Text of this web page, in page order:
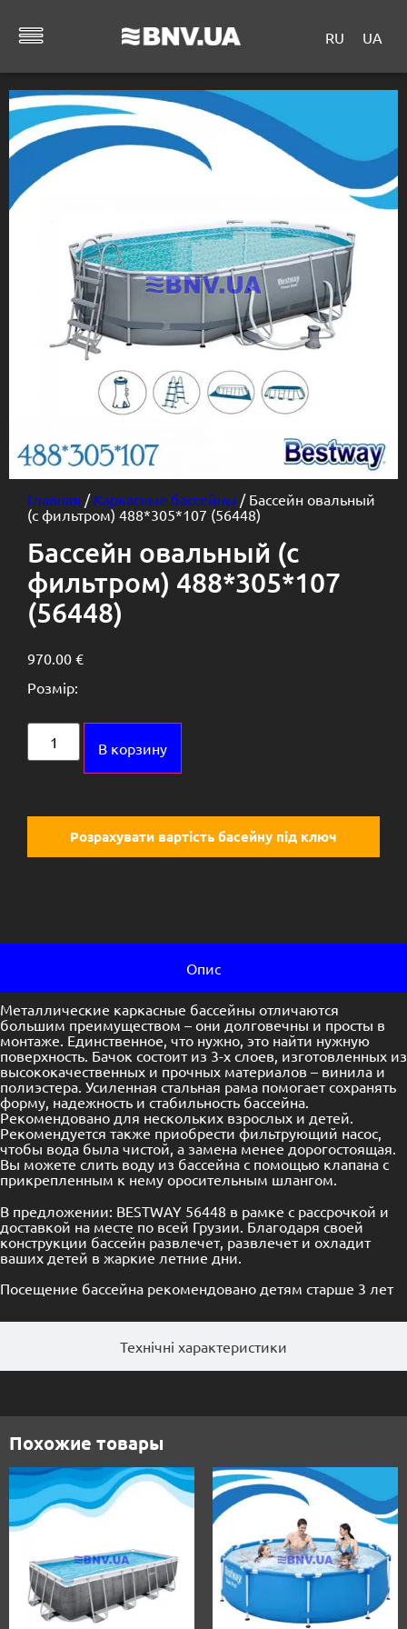
RU UA
Главная / Каркасные бассейны / Бассейн овальный
(с фильтром) 488*305*107 (56448)
Бассейн овальный (с
фильтром) 488*305*107
(56448)
970.00 €
Розмір:
В корзину
Розрахувати вартість басейну під ключ
Опис
Технічні характеристики
Металлические каркасные бассейны отличаются
большим преимуществом – они долговечны и просты в
монтаже. Единственное, что нужно, это найти нужную
поверхность. Бачок состоит из 3-х слоев, изготовленных из
высококачественных и прочных материалов – винила и
полиэстера. Усиленная стальная рама помогает сохранять
форму, надежность и стабильность бассейна.
Рекомендовано для нескольких взрослых и детей.
Рекомендуется также приобрести фильтрующий насос,
чтобы вода была чистой, а замена менее дорогостоящая.
Вы можете слить воду из бассейна с помощью клапана с
прикрепленным к нему оросительным шлангом.
В предложении: BESTWAY 56448 в рамке с рассрочкой и
доставкой на месте по всей Грузии. Благодаря своей
конструкции бассейн развлечет, развлечет и охладит
ваших детей в жаркие летние дни.
Посещение бассейна рекомендовано детям старше 3 лет
Похожие товары